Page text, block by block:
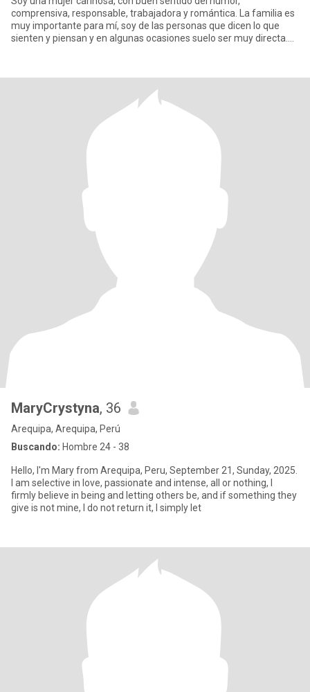
comprensiva, responsable, trabajadora y romántica. La familia es
muy importante para mí, soy de las personas que dicen lo que
sienten y piensan y en algunas ocasiones suelo ser muy directa.
MaryCrystyna, 36
Arequipa, Arequipa, Perú
Buscando: Hombre 24 - 38
Hello, I'm Mary from Arequipa, Peru, September 21, Sunday, 2025.
I am selective in love, passionate and intense, all or nothing, I
firmly believe in being and letting others be, and if something they
give is not mine, I do not return it, I simply let